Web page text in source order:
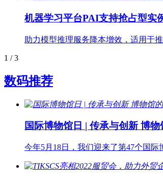
机器学习平台PAI支持抢占型实
助力模型推理服务降本增效，适用于
1 / 3
数码推荐
国际博物馆日 | 传承与创新 博
今年5月18日，我们迎来了第47个国际